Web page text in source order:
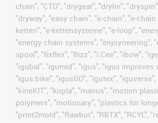
chain", "CTD", "drygear", "drylin",
"dryway", "easy chain", "e-chain", "e-
ketten", "e-kettensysteme", "e-loop",
"energy chain systems", "enjoyneering",
spool", "fixflex", "flizz", "i.Cee", "ibow",
"igubal", "igumid", "igus", "igus improves
"igus:bike", "igusGO", "igutex",
"kineKIT", "kopla", "manus", "motion
polymers", "motionary", "plastics for
"print2mold", "Rawbot", "RBTX", "RCYL",